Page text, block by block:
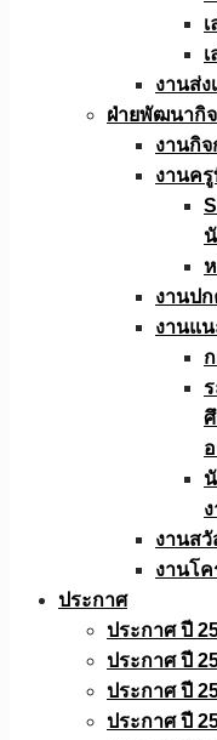
งานส่ง
ฝ่ายพัฒนากิ
งานกิ
งานค
งานป
งานแ
งานส
งานโค
ประกาศ
ประกาศ ปี
ประกาศ ปี
ประกาศ ปี
ประกาศ ปี